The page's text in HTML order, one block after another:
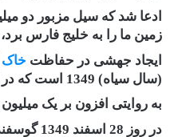
ادعا شد که سیل مزبور دو
زمین ما را به خلیج فارس
ایجاد جهشی در حفاظت خاک
(سال سیاه) 1349 است که در آن عشایر فارس
به روایتی افزون بر یک